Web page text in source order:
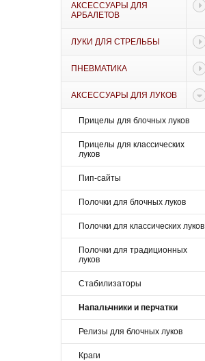
АКСЕССУАРЫ ДЛЯ
АРБАЛЕТОВ
ЛУКИ ДЛЯ СТРЕЛЬБЫ
ПНЕВМАТИКА
АКСЕССУАРЫ ДЛЯ ЛУКОВ
Прицелы для блочных луков
Прицелы для классических
луков
Пип-сайты
Полочки для блочных луков
Полочки для классических луков
Полочки для традиционных
луков
Стабилизаторы
Напальчники и перчатки
Релизы для блочных луков
Краги